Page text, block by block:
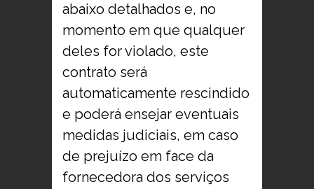
abaixo detalhados e, no
momento em que qualquer
deles for violado, este
contrato será
automaticamente rescindido
e poderá ensejar eventuais
medidas judiciais, em caso
de prejuízo em face da
fornecedora dos serviços